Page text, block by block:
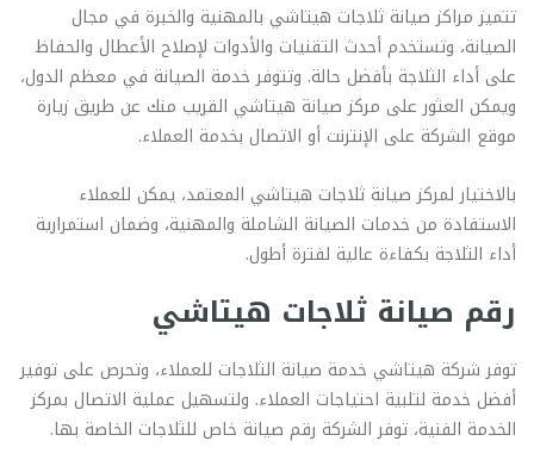
تتميز مراكز صيانة ثلاجات هيتاشي بالمهنية والخبرة في مجال
الصيانة، وتستخدم أحدث التقنيات والأدوات لإصلاح الأعطال والحفاظ
على أداء الثلاجة بأفضل حالة. وتتوفر خدمة الصيانة في معظم الدول،
ويمكن العثور على مركز صيانة هيتاشي القريب منك عن طريق زيارة
موقع الشركة على الإنترنت أو الاتصال بخدمة العملاء.
بالاختيار لمركز صيانة ثلاجات هيتاشي المعتمد، يمكن للعملاء
الاستفادة من خدمات الصيانة الشاملة والمهنية، وضمان استمرارية
أداء الثلاجة بكفاءة عالية لفترة أطول.
رقم صيانة ثلاجات هيتاشي
توفر شركة هيتاشي خدمة صيانة الثلاجات للعملاء، وتحرص على توفير
أفضل خدمة لتلبية احتياجات العملاء. ولتسهيل عملية الاتصال بمركز
الخدمة الفنية، توفر الشركة رقم صيانة خاص للثلاجات الخاصة بها.